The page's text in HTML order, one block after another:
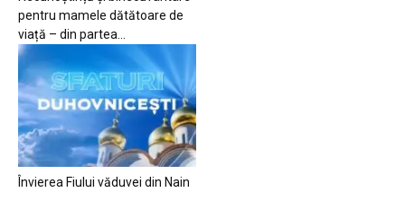
pentru mamele dătătoare de
viață – din partea...
Învierea Fiului văduvei din Nain